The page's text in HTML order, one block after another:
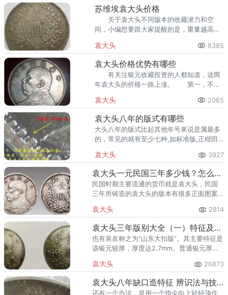
苏维埃袁大头价格
关于袁大头不同版本的收藏潜力和空
间，小编想要跟大家提醒的是，重量越高
会更好，比如说重量为26.6克的，成色为
90.4%的工字边和花齿
袁大头 8385
袁大头价格优势有哪些
有关注银元收藏投资的人都知道，这两
年袁大头的价格一路上涨。 第一，不可
年之久。
袁大头 2065
袁大头八年的版式有哪些
大头八年的版式比起其他年号來说是属最多
的，常见的就有至少七种,如标准版,正楷田
袁大头 3927
袁大头一元民国三年多少钱？怎么辨别袁大头一元真假？
民国时期主要流通的货币就是袁大头，民国
三年所铸造的袁大头的版本有很多正面图案
上的差别。袁大头壹圆在民国时期流通的比
较广，目前存世的数量比较多。
袁大头 2814
袁大头三年版别大全（一）特征及图片
也有泉友称之为“山东大扣版”。其主要特征是
该银元较厚，厚度达2.7mm。普通银元厚度
版”。
袁大头 26873
袁大头八年缺口造特征 辨识法与技巧
还有一个办法，是用一个指尖向上轻轻顶住